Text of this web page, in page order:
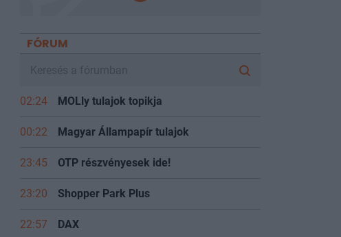
FÓRUM
02:24 MOLly tulajok topikja
00:22 Magyar Állampapír tulajok
23:45 OTP részvényesek ide!
23:20 Shopper Park Plus
22:57 DAX